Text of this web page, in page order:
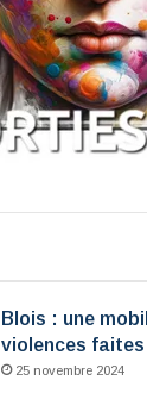
Blois : une
violences faites
25 novembre 2024